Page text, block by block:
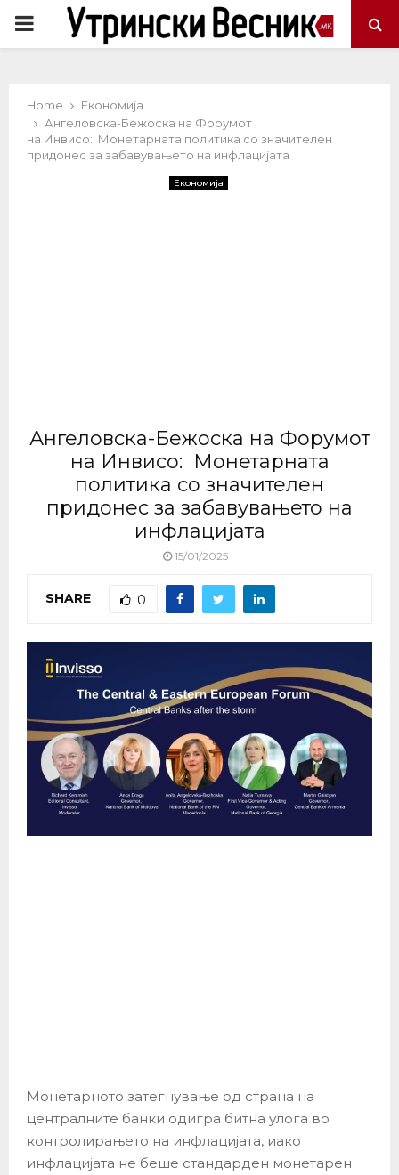
PRIMARY
Home
Економија
Ангеловска-Бежоска на Форумот
на Инвисо: Монетарната политика со значителен
придонес за забавувањето на инфлацијата
Економија
Ангеловска-Бежоска на Форумот
на Инвисо: Монетарната
политика со значителен
придонес за забавувањето на
инфлацијата
15/01/2025
SHARE 0
Монетарното затегнување од страна на
централните банки одигра битна улога во
контролирањето на инфлацијата, иако
инфлацијата не беше стандарден монетарен